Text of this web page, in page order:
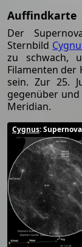
Auffindkarte
Der
Sternbild
zu schwach,
Filamenten der
sein. Zur 25.
gegenüber
Meridian.
Cygnus: